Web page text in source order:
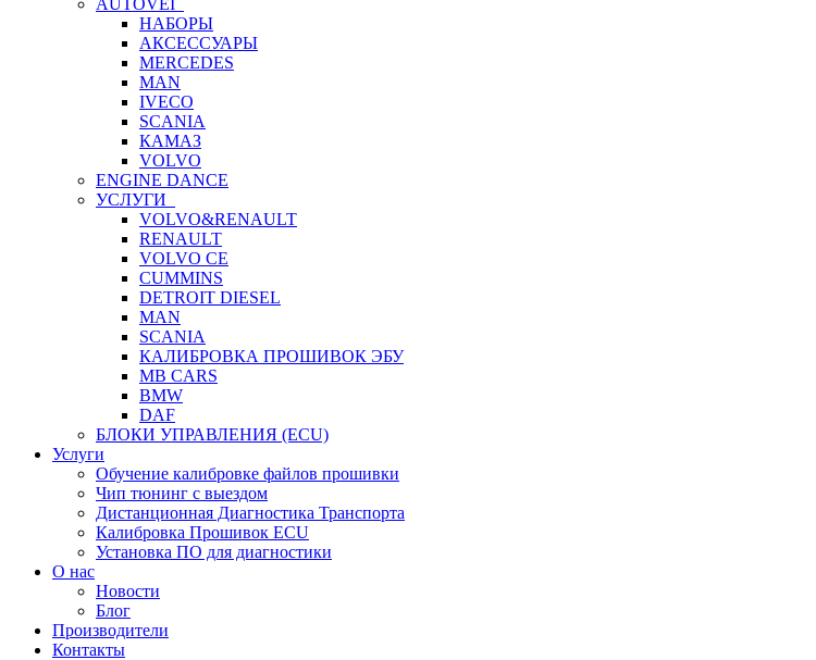
AUTOVEI
НАБОРЫ
АКСЕССУАРЫ
MERCEDES
MAN
IVECO
SCANIA
КАМАЗ
VOLVO
ENGINE DANCE
УСЛУГИ
VOLVO&RENAULT
RENAULT
VOLVO CE
CUMMINS
DETROIT DIESEL
MAN
SCANIA
КАЛИБРОВКА ПРОШИВОК ЭБУ
MB CARS
BMW
DAF
БЛОКИ УПРАВЛЕНИЯ (ECU)
Услуги
Обучение калибровке файлов прошивки
Чип тюнинг с выездом
Дистанционная Диагностика Транспорта
Калибровка Прошивок ECU
Установка ПО для диагностики
О нас
Новости
Блог
Производители
Контакты